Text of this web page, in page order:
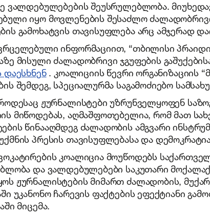
ვალდებულებების შეუსრულებლობა.
იყო მოვლენების შესაძლო ძალადობრივი
გამოხატვის თავისუფლება არც ამჯერად
ინფორმაციით, “თბილისი
მისული ძალადობრივი ჯგუფების
დაესხნენ. კოალიციის წევრი ორგანიზაციის
შემდეგ, სპეციალურმა საგამოძიებო
ჟურნალისტები უზრუნველყოფენ
მიწოდებას, აღმაშფოთებელია, რომ მათ
წინააღმდეგ ძალადობის ამგვარი
პრესის თავისუფლებასა და
კოალიცია მოუწოდებს
და ვალდებულებები საკუთარი
ჟურნალისტების მიმართ ძალადობის,
უკანონო ჩარევის ფაქტების ეფექტიანი
მიცემა.